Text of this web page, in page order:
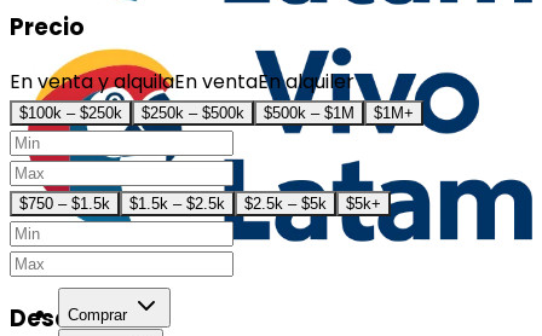
Comprar
Precio
En venta y alquilaEn ventaEn alquiler
$100k – $250k $250k – $500k $500k – $1M $1M+
$750 – $1.5k $1.5k – $2.5k $2.5k – $5k $5k+
Desarrollo